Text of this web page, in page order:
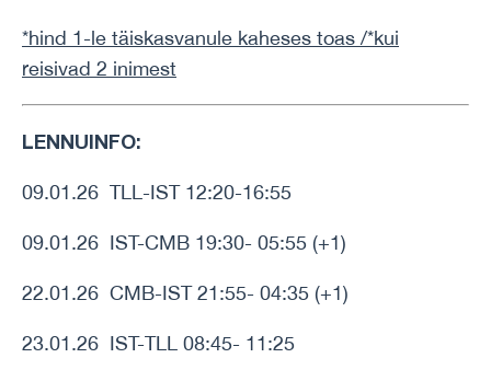
*hind 1-le täiskasvanule kaheses toas /*kui
reisivad 2 inimest
LENNUINFO:
09.01.26 TLL-IST 12:20-16:55
09.01.26 IST-CMB 19:30- 05:55 (+1)
22.01.26 CMB-IST 21:55- 04:35 (+1)
23.01.26 IST-TLL 08:45- 11:25